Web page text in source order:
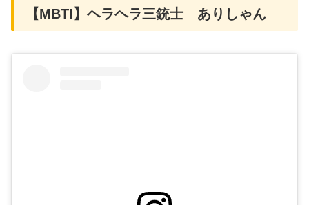
【MBTI】ヘラヘラ三銃士 ありしゃん